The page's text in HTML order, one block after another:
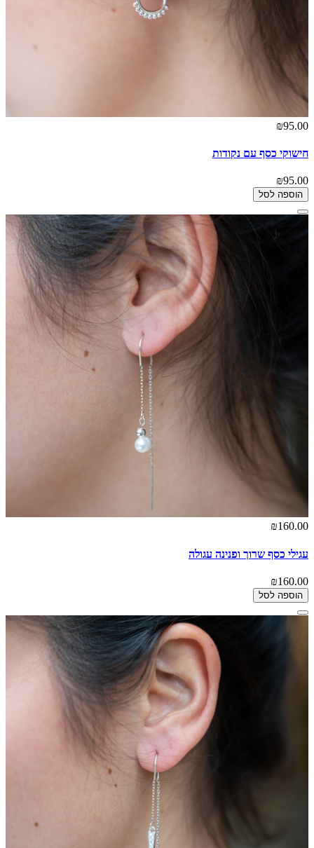
₪95.00
חישוקי כסף עם נקודות
₪95.00
הוספה לסל
₪160.00
עגילי כסף שרוך ופנינה עגולה
₪160.00
הוספה לסל